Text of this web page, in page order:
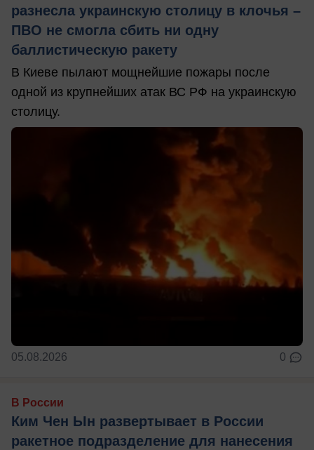
разнесла украинскую столицу в клочья –
ПВО не смогла сбить ни одну
баллистическую ракету
В Киеве пылают мощнейшие пожары после
одной из крупнейших атак ВС РФ на украинскую
столицу.
05.08.2026 0
В России
Ким Чен Ын развертывает в России
ракетное подразделение для нанесения